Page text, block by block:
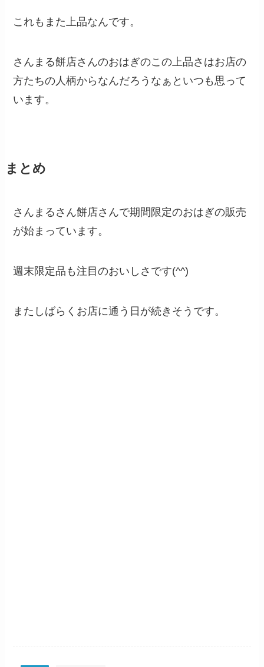
これもまた上品なんです。
さんまる餅店さんのおはぎのこの上品さはお店の
方たちの人柄からなんだろうなぁといつも思って
います。
まとめ
さんまるさん餅店さんで期間限定のおはぎの販売
が始まっています。
週末限定品も注目のおいしさです(^^)
またしばらくお店に通う日が続きそうです。